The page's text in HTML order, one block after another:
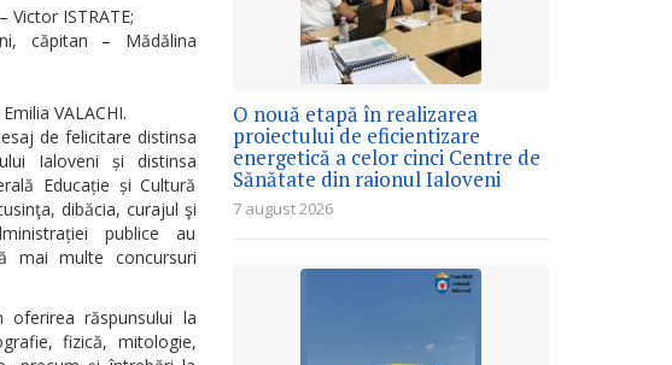
Victor ISTRATE;
căpitan – Mădălina
VALACHI.
de felicitare distinsa
Ialoveni și distinsa
Educație și Cultură
dibăcia, curajul şi
publice au
mai multe concursuri
răspunsului la
fizică, mitologie,
O nouă etapă în realizarea
proiectului de eficientizare
energetică a celor cinci Centre de
Sănătate din raionul Ialoveni
7 august 2026